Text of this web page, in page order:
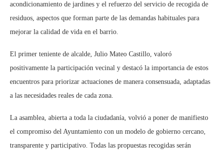
acondicionamiento de jardines y el refuerzo del servicio de recogida de
residuos, aspectos que forman parte de las demandas habituales para
mejorar la calidad de vida en el barrio.
El primer teniente de alcalde, Julio Mateo Castillo, valoró
positivamente la participación vecinal y destacó la importancia de estos
encuentros para priorizar actuaciones de manera consensuada, adaptadas
a las necesidades reales de cada zona.
La asamblea, abierta a toda la ciudadanía, volvió a poner de manifiesto
el compromiso del Ayuntamiento con un modelo de gobierno cercano,
transparente y participativo. Todas las propuestas recogidas serán